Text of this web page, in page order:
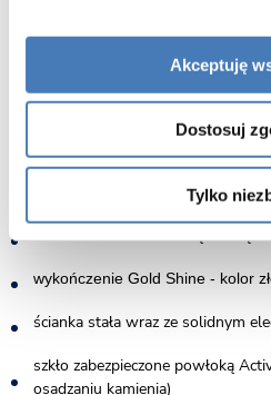
Akceptuję
Dostosuj
Tylko
Cechy kabiny prysznicowej
wymiary 120 cm drzwi x 80 cm x
szkło hartowane o grubości 6mm
drzwi otwierane na lewą stronę
wykończenie Gold Shine - kolor
ścianka stała wraz ze solidnym
szkło zabezpieczone powłoką
osadzaniu kamienia)